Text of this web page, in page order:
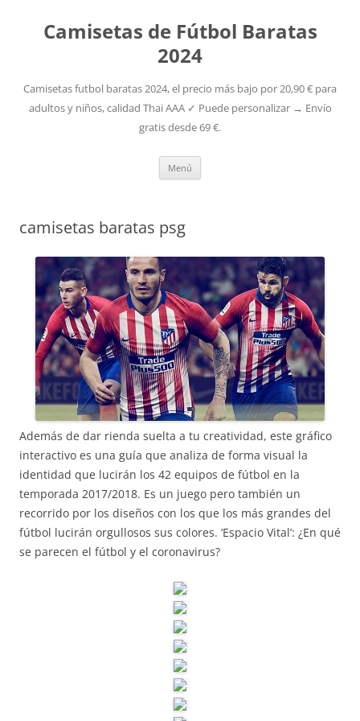
Camisetas de Fútbol Baratas
2024
Camisetas futbol baratas 2024, el precio más bajo por 20,90 € para
adultos y niños, calidad Thai AAA ✓ Puede personalizar → Envío
gratis desde 69 €.
Menú
camisetas baratas psg
Además de dar rienda suelta a tu creatividad, este gráfico
interactivo es una guía que analiza de forma visual la
identidad que lucirán los 42 equipos de fútbol en la
temporada 2017/2018. Es un juego pero también un
recorrido por los diseños con los que los más grandes del
fútbol lucirán orgullosos sus colores. ‘Espacio Vital’: ¿En qué
se parecen el fútbol y el coronavirus?